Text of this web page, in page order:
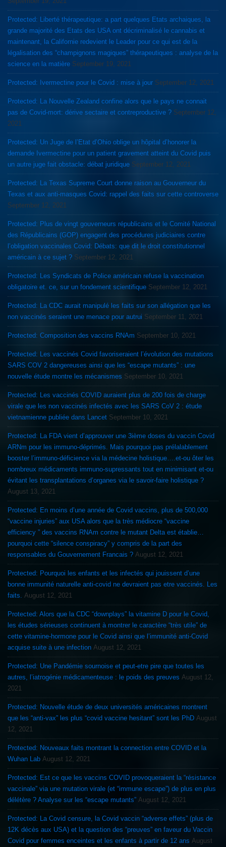
Protected: Liberté thérapeutique: a part quelques Etats archaiques, la
grande majorité des Etats des USA ont décriminalisé le cannabis et
maintenant, la Californie redevient le Leader pour ce qui est de la
légalisation des “champignons magiques” thérapeutiques : analyse de la
science en la matière September 19, 2021
Protected: Ivermectine pour le Covid : mise à jour September 12, 2021
Protected: La Nouvelle Zealand confine alors que le pays ne connait
pas de Covid-mort: dérive sectaire et contreproductive ? September 12,
2021
Protected: Un Juge de l’Etat d’Ohio oblige un hôpital d’honorer la
demande Ivermectine pour un patient gravement atteint du Covid puis
un autre juge fait obstacle: débat juridique September 12, 2021
Protected: La Texas Supreme Court donne raison au Gouverneur du
Texas et aux anti-masques Covid: rappel des faits sur cette controverse
September 12, 2021
Protected: Plus de vingt gouverneurs républicains et le Comité National
des Républicains (GOP) engagent des procédures judiciaires contre
l’obligation vaccinales Covid: Débats: que dit le droit constitutionnel
américain à ce sujet ? September 12, 2021
Protected: Les Syndicats de Police américain refuse la vaccination
obligatoire et. ce, sur un fondement scientifique September 12, 2021
Protected: La CDC aurait manipulé les faits sur son allégation que les
non vaccinés seraient une menace pour autrui September 11, 2021
Protected: Composition des vaccins RNAm September 10, 2021
Protected: Les vaccinés Covid favoriseraient l’évolution des mutations
SARS COV 2 dangereuses ainsi que les “escape mutants” : une
nouvelle étude montre les mécanismes September 10, 2021
Protected: Les vaccinés COVID auraient plus de 200 fois de charge
virale que les non vaccinés infectés avec les SARS CoV 2 : étude
vietnamienne publiée dans Lancet September 10, 2021
Protected: La FDA vient d’approuver une 3ième doses du vaccin Covid
ARNm pour les immuno-déprimés. Mais pourquoi pas prélalablement
booster l’immuno-déficience via la médecine holistique….et-ou ôter les
nombreux médicaments immuno-supressants tout en minimisant et-ou
évitant les transplantations d’organes via le savoir-faire holistique ?
August 13, 2021
Protected: En moins d’une année de Covid vaccins, plus de 500,000
“vaccine injuries” aux USA alors que la très médiocre “vaccine
efficiency ” des vaccins RNAm contre le mutant Delta est établie…
pourquoi cette “silence conspiracy” y compris de la part des
responsables du Gouvernement Francais ? August 12, 2021
Protected: Pourquoi les enfants et les infectés qui jouissent d’une
bonne immunité naturelle anti-covid ne devraient pas etre vaccinés. Les
faits.
August 12, 2021
Protected: Alors que la CDC “downplays” la vitamine D pour le Covid,
les études sérieuses continuent à montrer le caractère “très utile” de
cette vitamine-hormone pour le Covid ainsi que l’immunité anti-Covid
acquise suite à une infection August 12, 2021
Protected: Une Pandémie sournoise et peut-etre pire que toutes les
autres, l’iatrogénie médicamenteuse : le poids des preuves August 12,
2021
Protected: Nouvelle étude de deux universités américaines montrent
que les “anti-vax” les plus “covid vaccine hesitant” sont les PhD August
12, 2021
Protected: Nouveaux faits montrant la connection entre COVID et la
Wuhan Lab August 12, 2021
Protected: Est ce que les vaccins COVID provoqueraient la “résistance
vaccinale” via une mutation virale (et “immune escape”) de plus en plus
délétère ? Analyse sur les “escape mutants” August 12, 2021
Protected: La Covid censure, la Covid vaccin “adverse effets” (plus de
12K décès aux USA) et la question des “preuves” en faveur du Vaccin
Covid pour femmes enceintes et les enfants à partir de 12 ans August